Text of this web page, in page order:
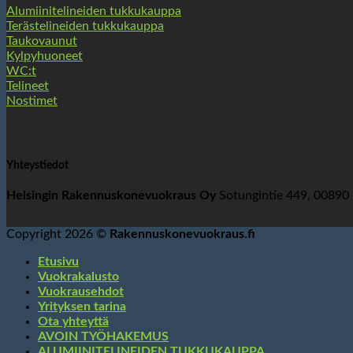
Alumiinitelineiden tukkukauppa
Terästelineiden tukkukauppa
Taukovaunut
Kylpyhuoneet
WC:t
Telineet
Nostimet
Yhteystiedot
Helsingin Rakennuskonevuokraus Oy Sotungintie 449, 00890
Copyright 2026 © Rakennuskonevuokraus.fi
Etusivu
Vuokrakalusto
Vuokrausehdot
Yrityksen tarina
Ota yhteyttä
AVOIN TYÖHAKEMUS